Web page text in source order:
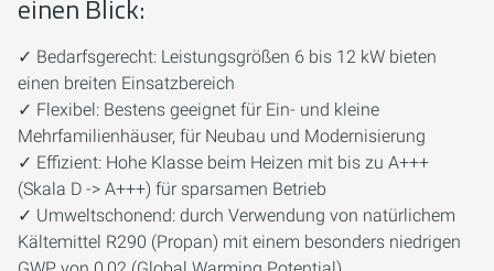
einen Blick:
✓ Bedarfsgerecht: Leistungsgrößen 6 bis 12 kW bieten
einen breiten Einsatzbereich
✓ Flexibel: Bestens geeignet für Ein- und kleine
Mehrfamilienhäuser, für Neubau und Modernisierung
✓ Effizient: Hohe Klasse beim Heizen mit bis zu A+++
(Skala D -> A+++) für sparsamen Betrieb
✓ Umweltschonend: durch Verwendung von natürlichem
Kältemittel R290 (Propan) mit einem besonders niedrigen